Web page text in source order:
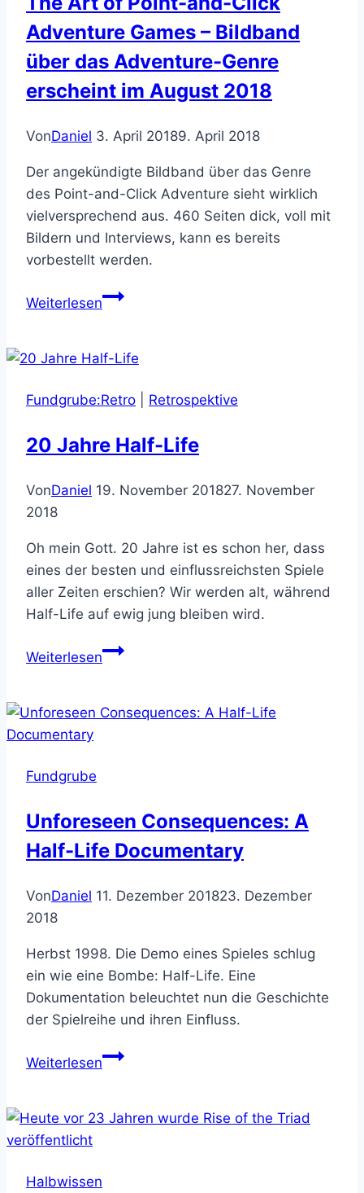
1984
Adventure Games – Bildband
über das Adventure-Genre
erscheint im August 2018
VonDaniel 3. April 20189. April 2018
Der angekündigte Bildband über das Genre
des Point-and-Click Adventure sieht wirklich
vielversprechend aus. 460 Seiten dick, voll mit
Bildern und Interviews, kann es bereits
vorbestellt werden.
WeiterlesenThe
Point-
Click
Games
Bildband
Adventure-
Genre
erscheint
im
August
2018
Fundgrube:Retro Retrospektive
20 Jahre Half-Life
VonDaniel 19. November 201827. November
2018
Oh mein Gott. 20 Jahre ist es schon her, dass
eines der besten und einflussreichsten Spiele
aller Zeiten erschien? Wir werden alt, während
Half-Life auf ewig jung bleiben wird.
Weiterlesen20
Life
Fundgrube
Unforeseen Consequences: A
Half-Life Documentary
VonDaniel 11. Dezember 201823. Dezember
2018
Herbst 1998. Die Demo eines Spieles schlug
ein wie eine Bombe: Half-Life. Eine
Dokumentation beleuchtet nun die Geschichte
der Spielreihe und ihren Einfluss.
WeiterlesenUnforeseen
Half-
Halbwissen